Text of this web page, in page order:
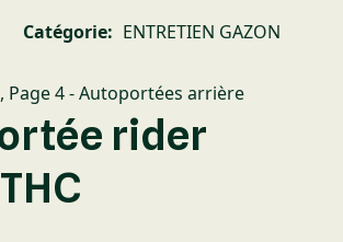
Catégorie: ENTRETIEN GAZON
, Page 4 - Autoportées arrière
rider